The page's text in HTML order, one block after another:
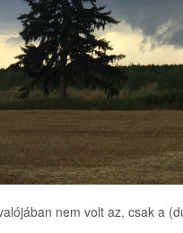
nem volt az, csak a